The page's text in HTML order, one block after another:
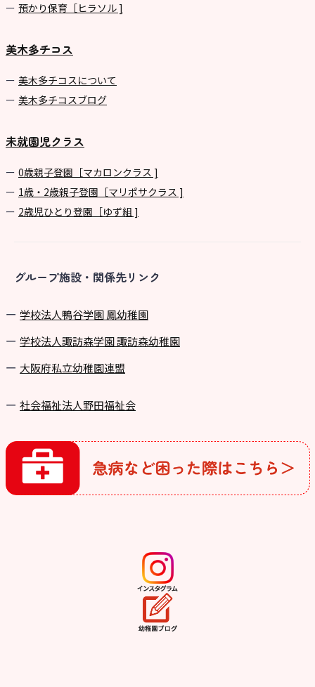
預かり保育［ヒラソル ]
美木多チコス
美⽊多チコスについて
美⽊多チコスブログ
未就園児クラス
0歳親子登園［マカロンクラス ]
1歳・2歳親子登園［マリポサクラス ]
2歳児ひとり登園［ゆず組 ]
グループ施設・関係先リンク
学校法⼈鴨⾕学園 鳳幼稚園
学校法⼈諏訪森学園 諏訪森幼稚園
⼤阪府私⽴幼稚園連盟
社会福祉法人野田福祉会